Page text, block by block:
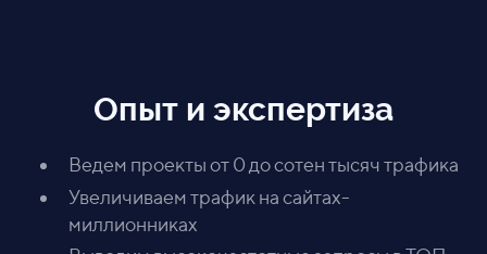
Опыт и экспертиза
Ведем проекты от 0 до сотен тысяч трафика
Увеличиваем трафик на сайтах-
миллионниках